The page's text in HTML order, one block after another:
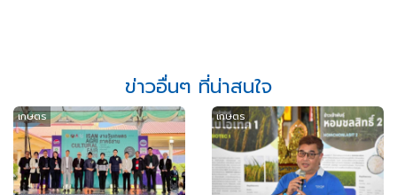
ข่าวอื่นๆ ที่น่าสนใจ
เกษตร เกษตร